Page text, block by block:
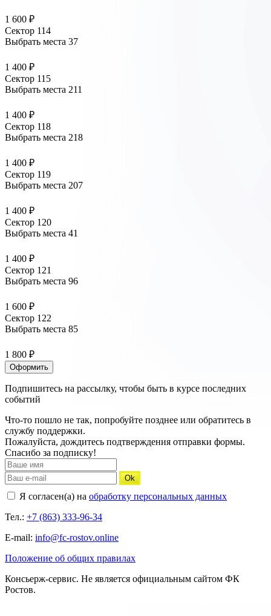
1 600 ₽
Сектор 114
Выбрать места 37
1 400 ₽
Сектор 115
Выбрать места 211
1 400 ₽
Сектор 118
Выбрать места 218
1 400 ₽
Сектор 119
Выбрать места 207
1 400 ₽
Сектор 120
Выбрать места 41
1 400 ₽
Сектор 121
Выбрать места 96
1 600 ₽
Сектор 122
Выбрать места 85
1 800 ₽
Оформить
Подпишитесь на рассылку, чтобы быть в курсе последних
событий
Что-то пошло не так, попробуйте позднее или обратитесь в
службу поддержки.
Пожалуйста, дождитесь подтверждения отправки формы.
Спасибо за подписку!
Ok
Я согласен(а) на обработку персональных данных
Тел.: +7 (863) 333-96-34
E-mail: info@fc-rostov.online
Положение об общих правилах
Консьерж-сервис. Не является официальным сайтом ФК
Ростов.